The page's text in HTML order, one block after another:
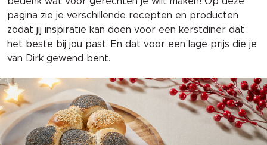
pagina zie je verschillende recepten en producten
zodat jij inspiratie kan doen voor een kerstdiner dat
het beste bij jou past. En dat voor een lage prijs die je
van Dirk gewend bent.